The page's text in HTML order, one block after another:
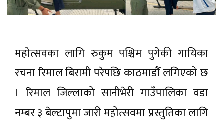
महोत्सवका लागि रुकुम पश्चिम पुगेकी गायिका
रचना रिमाल बिरामी परेपछि काठमाडौँ लगिएको छ
। रिमाल जिल्लाको सानीभेरी गाउँपालिका वडा
नम्बर ३ बेल्टापुमा जारी महोत्सवमा प्रस्तुतिका लागि